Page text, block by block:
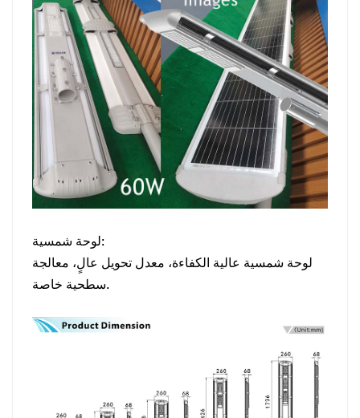
لوحة شمسية:
لوحة شمسية عالية الكفاءة، معدل تحويل عالٍ، معالجة
سطحية خاصة.